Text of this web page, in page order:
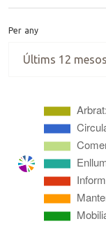
Per any